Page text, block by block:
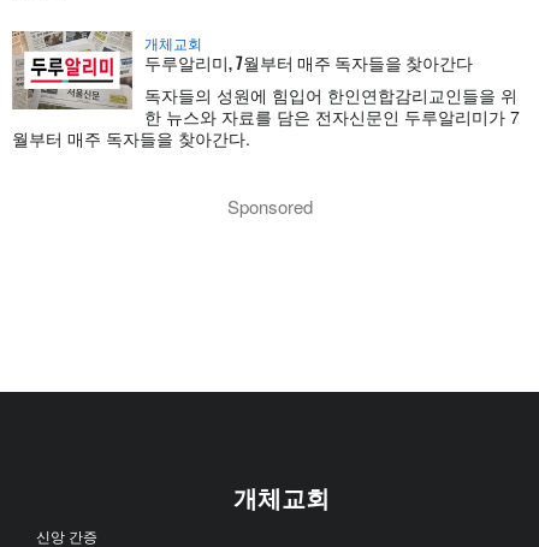
개체교회
두루알리미, 7월부터 매주 독자들을 찾아간다
독자들의 성원에 힘입어 한인연합감리교인들을 위
한 뉴스와 자료를 담은 전자신문인 두루알리미가 7
월부터 매주 독자들을 찾아간다.
Sponsored
개체교회
신앙 간증